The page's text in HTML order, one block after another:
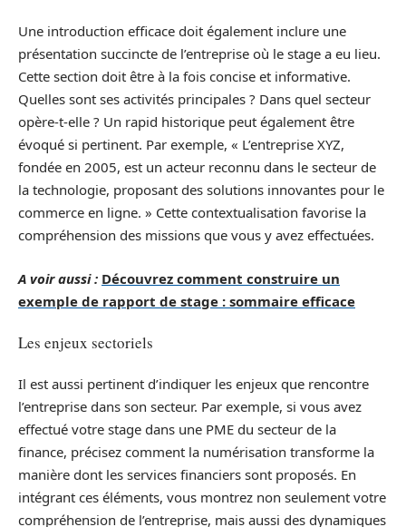
Une introduction efficace doit également inclure une
présentation succincte de l’entreprise où le stage a eu lieu.
Cette section doit être à la fois concise et informative.
Quelles sont ses activités principales ? Dans quel secteur
opère-t-elle ? Un rapid historique peut également être
évoqué si pertinent. Par exemple, « L’entreprise XYZ,
fondée en 2005, est un acteur reconnu dans le secteur de
la technologie, proposant des solutions innovantes pour le
commerce en ligne. » Cette contextualisation favorise la
compréhension des missions que vous y avez effectuées.
A voir aussi : Découvrez comment construire un
exemple de rapport de stage : sommaire efficace
Les enjeux sectoriels
Il est aussi pertinent d’indiquer les enjeux que rencontre
l’entreprise dans son secteur. Par exemple, si vous avez
effectué votre stage dans une PME du secteur de la
finance, précisez comment la numérisation transforme la
manière dont les services financiers sont proposés. En
intégrant ces éléments, vous montrez non seulement votre
compréhension de l’entreprise, mais aussi des dynamiques